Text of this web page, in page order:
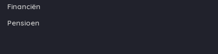
Financiën
Pensioen